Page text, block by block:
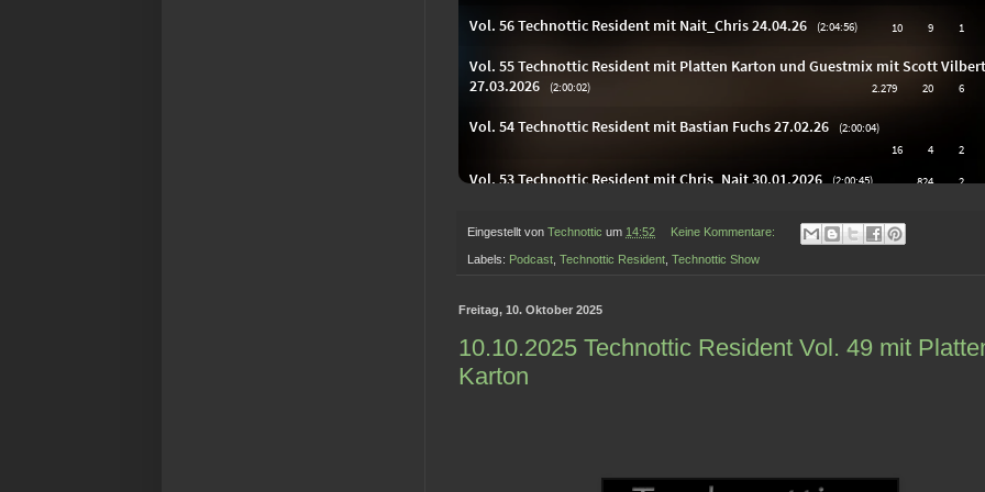
Eingestellt von Technottic um 14:52 Keine Kommentare:
Labels: Podcast Technottic Resident Technottic Show
Freitag, 10. Oktober 2025
10.10.2025 Technottic Resident Vol. 49 mit
Karton